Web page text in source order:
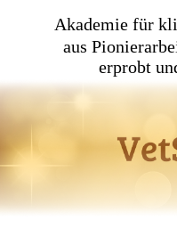
Akademie für
aus
erprobt